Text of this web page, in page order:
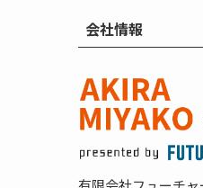
会社情報